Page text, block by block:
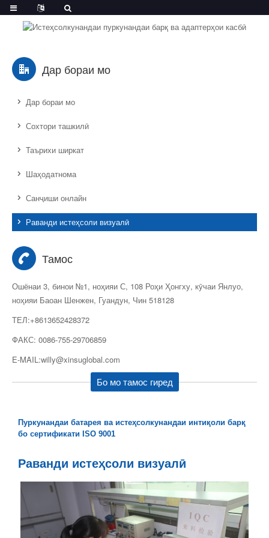
Дар бораи мо
Дар бораи мо
Сохтори ташкилӣ
Таърихи ширкат
Шаҳодатнома
Санҷиши онлайн
Раванди истеҳсоли визуалӣ
Тамос
Ошёнаи 3, бинои №1, ноҳияи С, 108 Роҳи Ҳонгху, кӯчаи Янлуо,
ноҳияи Баоан Шенжен, Гуандун, Чин 518128
ТЕЛ:+8613652428372
ФАКС: 0086-755-29706859
E-MAIL:willy@xinsuglobal.com
Бо мо тамос гиред
Пуркунандаи батарея ва истеҳсолкунандаи интиқоли барқ ​​
бо сертификати ISO 9001
Раванди истеҳсоли визуалӣ